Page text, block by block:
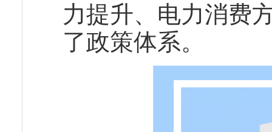
力提升、电力消费
了政策体系。